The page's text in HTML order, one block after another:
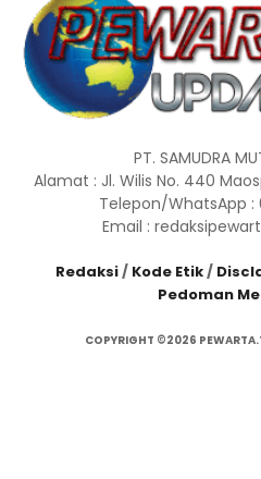
PT. SAMUDRA
Alamat : Jl. Wilis No. 440
Telepon/WhatsApp :
Email :
Redaksi/ Kode Etik/
Pedoman
COPYRIGHT ©2026